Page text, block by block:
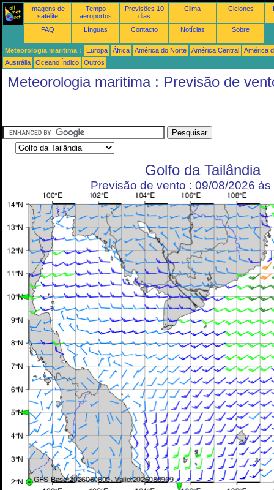
Imagens de
satélite
Tempo
aeroportos
Previsões 10
dias
Clima Ciclones
FAQ Línguas Contacto Notícias Sobre
Meteorologia maritima : Europa África América do Norte América Central
América
Austrália
Oceano Índico Outros
Meteorologia maritima : Previsão de
Golfo da Tailândia
Previsão de vento : 09/08/2026 às